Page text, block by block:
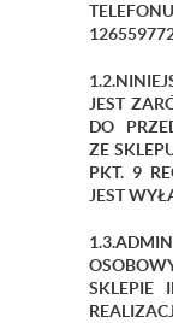
JEST
DO
ZE
PKT. 9
JEST
SKLEPIE